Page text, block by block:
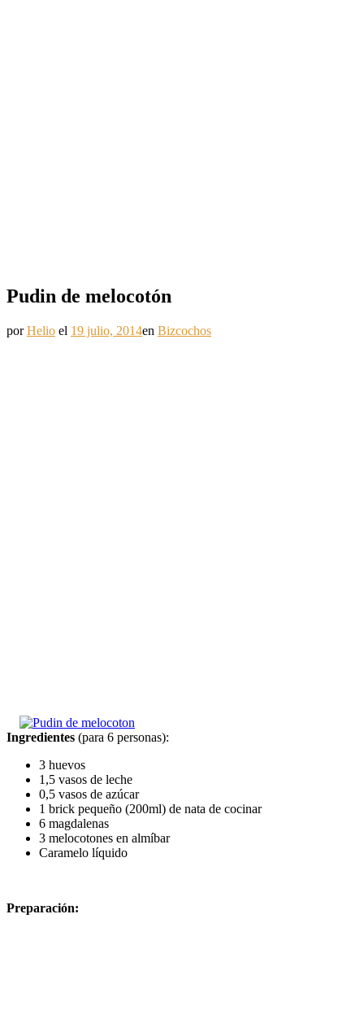
Pudin de melocotón
porHelio el 19 julio, 2014en Bizcochos
Ingredientes (para 6 personas):
3 huevos
1,5 vasos de leche
0,5 vasos de azúcar
1 brick pequeño (200ml) de nata de cocinar
6 magdalenas
3 melocotones en almíbar
Caramelo líquido
Preparación: